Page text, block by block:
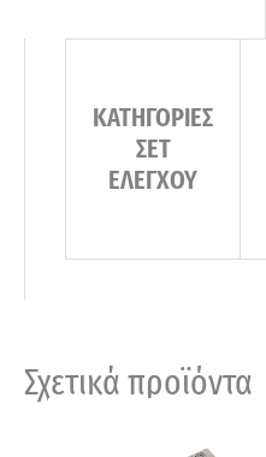
ΚΑΤΗΓΟΡΙΕΣ
ΣΕΤ
ΕΛΕΓΧΟΥ
Σχετικά προϊόντα